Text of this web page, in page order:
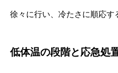
徐々に行い、冷たさに順応す
低体温の段階と応急処